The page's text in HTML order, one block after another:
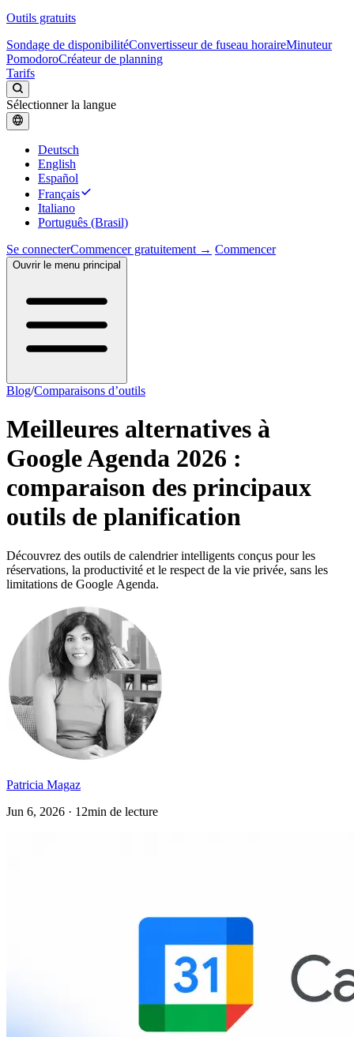
Outils gratuits
Sondage de disponibilitéConvertisseur de fuseau horaireMinuteur
PomodoroCréateur de planning
Tarifs
Sélectionner la langue
Deutsch
English
Español
Français
Italiano
Português (Brasil)
Se connecterCommencer gratuitement → Commencer
Ouvrir le menu principal
Blog/Comparaisons d’outils
Meilleures alternatives à
Google Agenda 2026 :
comparaison des principaux
outils de planification
Découvrez des outils de calendrier intelligents conçus pour les
réservations, la productivité et le respect de la vie privée, sans les
limitations de Google Agenda.
Patricia Magaz
Jun 6, 2026 · 12min de lecture